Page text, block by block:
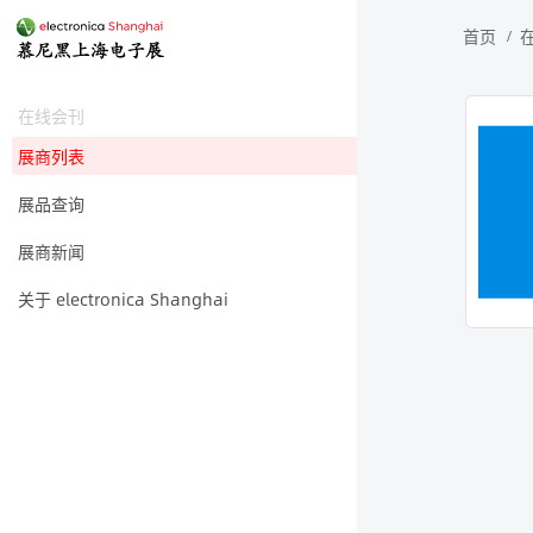
在线会刊
展商列表
展品查询
展商新闻
关于 electronica Shanghai
首页